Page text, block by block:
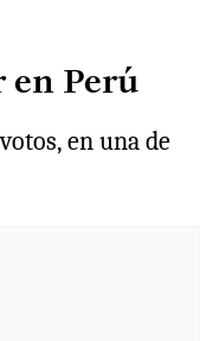
en Perú
en una de